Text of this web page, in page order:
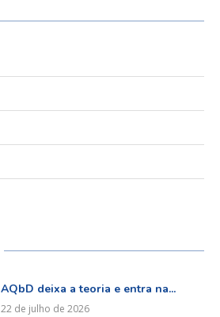
AQbD deixa a teoria e entra na...
22 de julho de 2026